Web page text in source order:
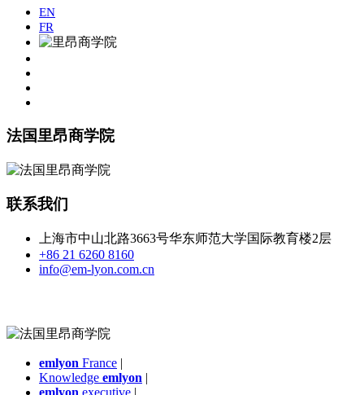
EN
FR
法国里昂商学院
联系我们
上海市中山北路3663号华东师范大学国际教育楼2层
+86 21 6260 8160
info@em-lyon.com.cn
emlyon France |
Knowledge emlyon |
emlyon executive |